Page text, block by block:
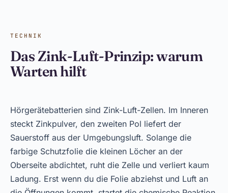
TECHNIK
Das Zink-Luft-Prinzip: warum
Warten hilft
Hörgerätebatterien sind Zink-Luft-Zellen. Im Inneren
steckt Zinkpulver, den zweiten Pol liefert der
Sauerstoff aus der Umgebungsluft. Solange die
farbige Schutzfolie die kleinen Löcher an der
Oberseite abdichtet, ruht die Zelle und verliert kaum
Ladung. Erst wenn du die Folie abziehst und Luft an